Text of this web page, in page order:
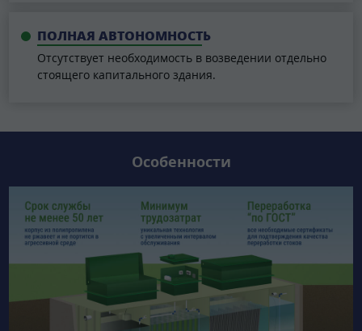
ПОЛНАЯ АВТОНОМНОСТЬ
Отсутствует необходимость в возведении отдельно
стоящего капитального здания.
Особенности